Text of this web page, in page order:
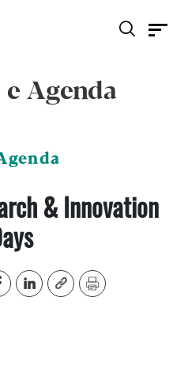
Agenda
& Innovation